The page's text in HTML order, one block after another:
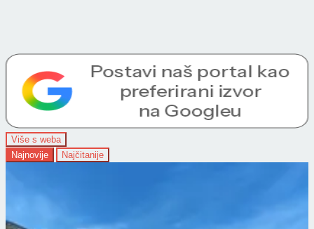
Više s weba
Najnovije
Najčitanije